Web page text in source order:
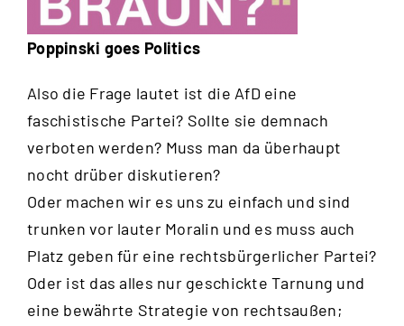
Poppinski goes Politics
Also die Frage lautet ist die AfD eine
faschistische Partei? Sollte sie demnach
verboten werden? Muss man da überhaupt
nocht drüber diskutieren?
Oder machen wir es uns zu einfach und sind
trunken vor lauter Moralin und es muss auch
Platz geben für eine rechtsbürgerlicher Partei?
Oder ist das alles nur geschickte Tarnung und
eine bewährte Strategie von rechtsaußen;